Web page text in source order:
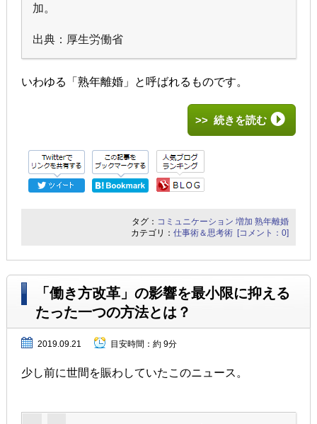
加。
出典：厚生労働省
いわゆる「熟年離婚」と呼ばれるものです。
>> 続きを読む
タグ： コミュニケーション 増加 熟年離婚
カテゴリ：仕事術＆思考術 [コメント：0]
「働き方改革」の影響を最小限に抑える
たった一つの方法とは？
2019.09.21 目安時間： 約 9分
少し前に世間を賑わしていたこのニュース。